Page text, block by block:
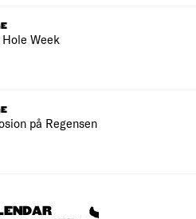
Week
på Regensen